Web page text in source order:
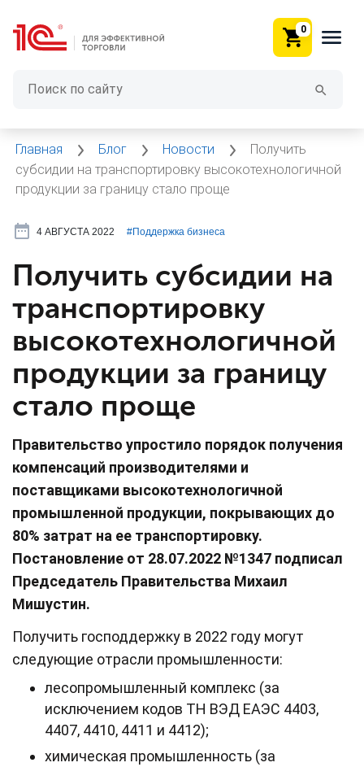
0
Главная Блог Новости
Получить
субсидии на транспортировку высокотехнологичной
продукции за границу стало проще
4 АВГУСТА 2022 #⁣Поддержка бизнеса
Получить субсидии на
транспортировку
высокотехнологичной
продукции за границу
стало проще
Правительство упростило порядок получения
компенсаций производителями и
поставщиками высокотехнологичной
промышленной продукции, покрывающих до
80% затрат на ее транспортировку.
Постановление от 28.07.2022 №1347 подписал
Председатель Правительства Михаил
Мишустин.
Получить господдержку в 2022 году могут
следующие отрасли промышленности:
лесопромышленный комплекс (за
исключением кодов ТН ВЭД ЕАЭС 4403,
4407, 4410, 4411 и 4412);
химическая промышленность (за